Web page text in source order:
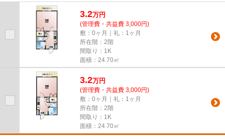
場です☆こちらの物件はアパートで...
3.2万円
(管理費・共益費 3,000円)
敷：0ヶ月｜礼：1ヶ月
所在階：2階
間取り：1K
面積：24.70㎡
3.2万円
(管理費・共益費 3,000円)
敷：0ヶ月｜礼：1ヶ月
所在階：2階
間取り：1K
面積：24.70㎡